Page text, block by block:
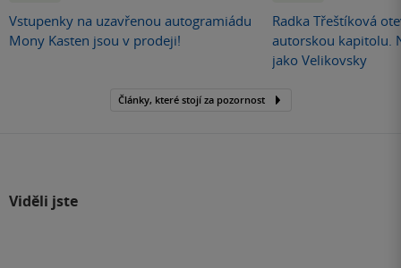
Vstupenky na uzavřenou autogramiádu
Mony Kasten jsou v prodeji!
Radka Třeštíková
autorskou kapitolu.
jako Velikovsky
Články, které stojí za pozornost
Viděli jste